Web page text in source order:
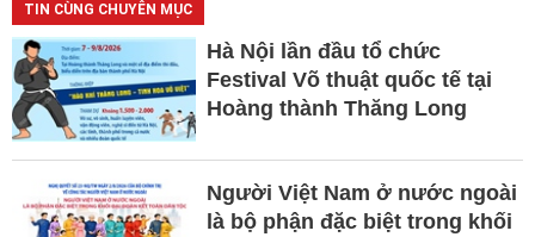
TIN CÙNG CHUYÊN MỤC
Hà Nội lần đầu tổ chức
Festival Võ thuật quốc tế tại
Hoàng thành Thăng Long
Người Việt Nam ở nước ngoài
là bộ phận đặc biệt trong khối